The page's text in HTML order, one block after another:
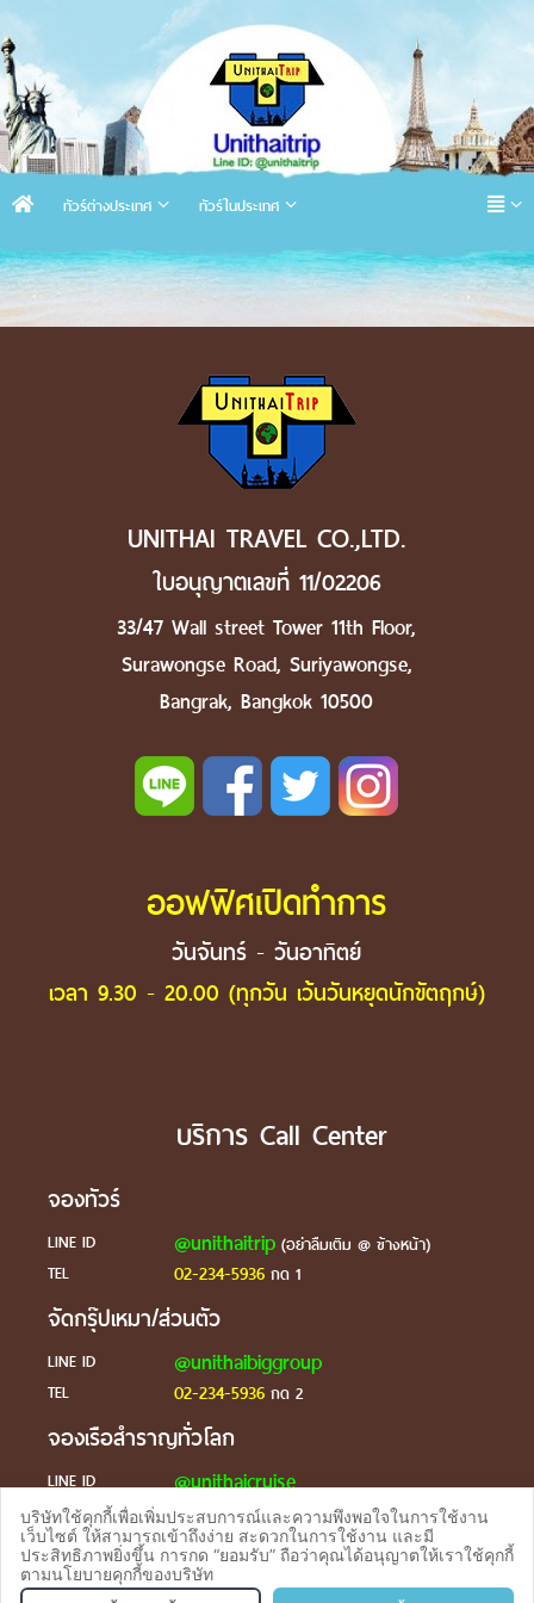
ทัวร์ต่างประเทศ ทัวร์ในประเทศ
จองทัวร TEL
UNITHAI TRAVEL CO.,LTD.
ใบอนุญาตเลขที่ 11/02206
33/47 Wall street Tower 11th Floor,
Surawongse Road, Suriyawongse,
Bangrak, Bangkok 10500
ออฟฟิศเปิดทำการ
วันจันทร์ - วันอาทิตย์
เวลา 9.30 - 20.00 (ทุกวัน เว้นวันหยุดนักขัตฤกษ์)
บริการ Call Center
จองทัวร์
LINE ID @unithaitrip(อย่าลืมเติม @ ข้างหน้า)
TEL
02-234-5936กด 1
จัดกรุ๊ปเหมา/ส่วนตัว
LINE ID @unithaibiggroup
TEL 02-234-5936กด 2
จองเรือสำราญทั่วโลก
LINE ID @unithaicruise
ร้องเรียน
LINE ID @unithaicare
บริษัทใช้คุกกี้เพื่อเพิ่มประสบการณ์และความพึงพอใจในการใช้งาน
เว็บไซต์ ให้สามารถเข้าถึงง่าย สะดวกในการใช้งาน และมี
ประสิทธิภาพยิ่งขึ้น การกด “ยอมรับ” ถือว่าคุณได้อนุญาตให้เราใช้คุกกี้
ตามนโยบายคุกกี้ของบริษัท